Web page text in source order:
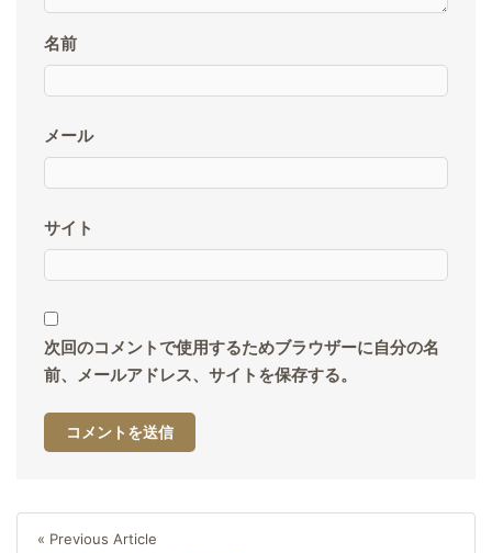
名前
メール
サイト
次回のコメントで使用するためブラウザーに自分の名
前、メールアドレス、サイトを保存する。
Previous
« Previous Article